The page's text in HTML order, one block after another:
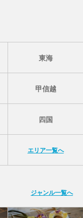
東海
甲信越
四国
エリア一覧へ
ジャンル一覧へ